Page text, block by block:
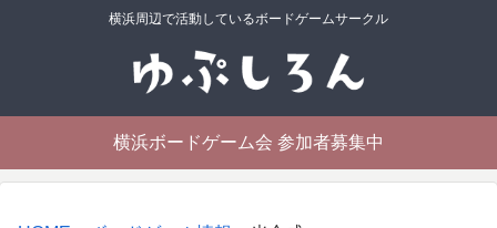
横浜周辺で活動しているボードゲームサークル
横浜ボードゲーム会 参加者募集中